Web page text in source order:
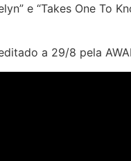
e “Takes One To
a 29/8 pela